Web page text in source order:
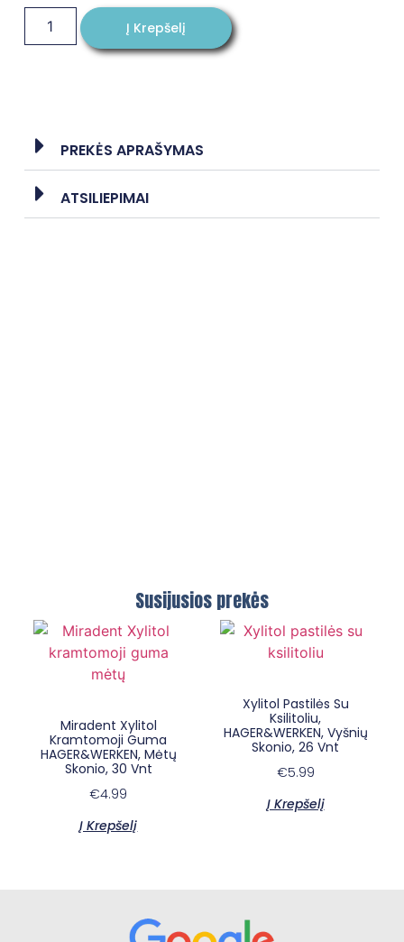
PREKĖS APRAŠYMAS
ATSILIEPIMAI
Į Krepšelį
Susijusios prekės
Miradent Xylitol
Kramtomoji Guma
HAGER&WERKEN, Mėtų
Skonio, 30 Vnt
€4.99
Į Krepšelį
Xylitol Pastilės Su
Ksilitoliu,
HAGER&WERKEN, Vyšnių
Skonio, 26 Vnt
€5.99
Į Krepšelį
E-sypsena DI odontologas